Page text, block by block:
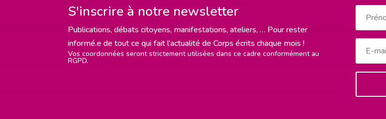
S'inscrire à notre newsletter
Publications, débats citoyens, manifestations, ateliers, … Pour rester
informé.e de tout ce qui fait l’actualité de Corps écrits chaque mois !
Vos coordonnées seront strictement utilisées dans ce cadre conformément au
RGPD.